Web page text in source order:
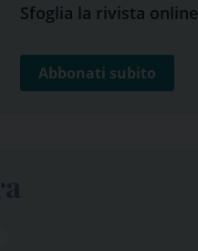
Sfoglia la rivista online
Abbonati subito